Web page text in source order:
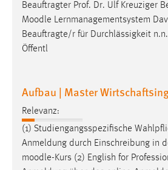
Beauftragter Prof. Dr. Ulf Kreuziger
Moodle Lernmanagementsystem
Beauftragte/r für Durchlässigkeit
Öffentl
Aufbau | Master
Relevanz:
(1) Studiengangsspezifische
Anmeldung durch Einschreibung in
moodle-Kurs (2) English for
unsere Besucher unsere Website
Matomo
Zweck:
Zugriffsstatistik
Cookie Laufzeit:
Max. 13 Monate